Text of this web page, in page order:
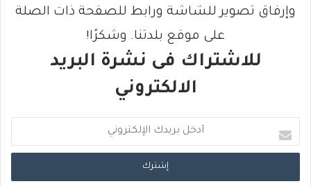
وإرفاق تصوير للشاشة ورابط للصفحة ذات الصلة
على موقع بلدتنا. وشكرًا!
للاشتراك فى نشرة البريد
الالكتروني
د
خ